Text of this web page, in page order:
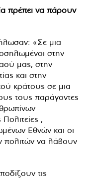
πρέπει να πάρουν
«Σε μια
στην
μας, στην
και στην
κράτους σε μια
τους παράγοντες
,
Εθνών και οι
πολιτών να λάβουν
τις